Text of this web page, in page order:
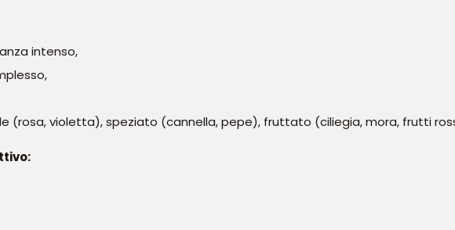
intenso,
(rosa, violetta), speziato (cannella, pepe), fruttato (ciliegia, mora, frutti